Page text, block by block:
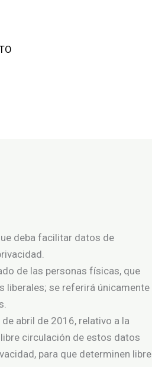
deba facilitar datos de
de las personas físicas, que
liberales; se referirá únicamente
abril de 2016, relativo a la
circulación de estos datos
para que determinen libre